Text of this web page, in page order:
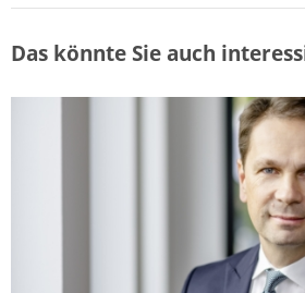
Das könnte Sie auch